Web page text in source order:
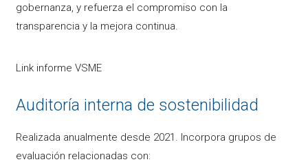
gobernanza, y refuerza el compromiso con la
transparencia y la mejora continua.
Link informe VSME
Auditoría interna de sostenibilidad
Realizada anualmente desde 2021. Incorpora grupos de
evaluación relacionadas con: